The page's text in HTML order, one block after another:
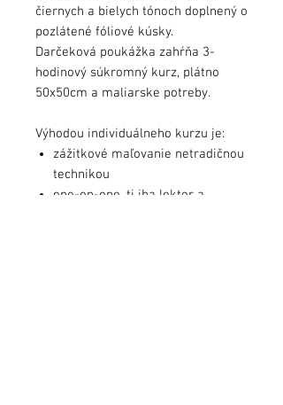
čiernych a bielych tónoch doplnený o
pozlátené fóliové kúsky.
Darčeková poukážka zahŕňa 3-
hodinový súkromný kurz, plátno
50x50cm a maliarske potreby.
Výhodou individuálneho kurzu je:
zážitkové maľovanie netradičnou
technikou
one-on-one, tj iba lektor a